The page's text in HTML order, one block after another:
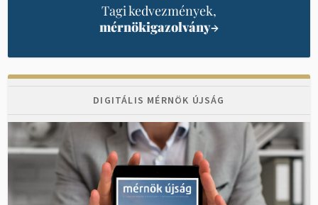
Tagi kedvezmények,
mérnökigazolvány→
DIGITÁLIS MÉRNÖK ÚJSÁG